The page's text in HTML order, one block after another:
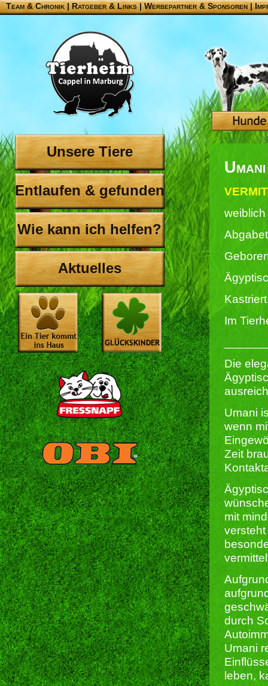
Team & Chronik |Ratgeber & Links|Werbepartner & Sponsoren|
Unsere Tiere
Entlaufen & gefunden
Wie kann ich helfen?
Aktuelles
Umani
weiblich
Im
Die
Umani
wenn
Zeit
mit
durch
Umani
leben,